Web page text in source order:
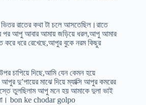
রাতের কথা টা চলে আসতেছিল।রাতে
পর আপু আবার আমায় জড়িয়ে ধরল,আপু আমার
করে ধরে রেখেছে,আপুর বুকে নরম কিছুর
চাপিয়ে দিছে,আমি যেন কেমন হয়ে
দু’পায়ের মাঝে দিয়ে ম্যাক্সি আপুর কমরের
তুলছিলাম আপু মনে হয় আমাকে দুলা ভাই
bon ke chodar golpo